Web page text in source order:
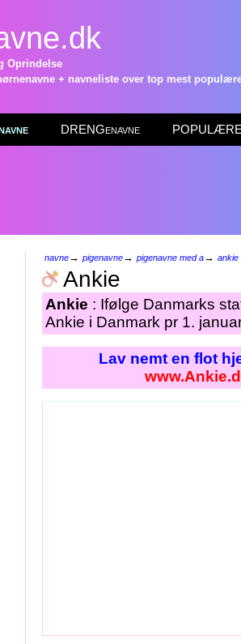
Oprindelse
+ navneliste over top mest
DRENGenavne POPULÆRE
navne→ pigenavne→ pigenavne med a→ ankie
Ankie
Ankie : Ifølge Danmarks
Ankie i Danmark pr 1.
Lav nemt en flot